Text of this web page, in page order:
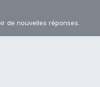
de nouvelles réponses.